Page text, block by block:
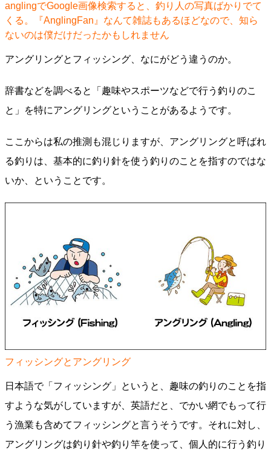
anglingでGoogle画像検索すると、釣り人の写真ばかりでて
くる。『AnglingFan』なんて雑誌もあるほどなので、知ら
ないのは僕だけだったかもしれません
アングリングとフィッシング、なにがどう違うのか。
辞書などを調べると「趣味やスポーツなどで行う釣りのこ
と」を特にアングリングということがあるようです。
ここからは私の推測も混じりますが、アングリングと呼ばれ
る釣りは、基本的に釣り針を使う釣りのことを指すのではな
いか、ということです。
フィッシングとアングリング
日本語で「フィッシング」というと、趣味の釣りのことを指
すような気がしていますが、英語だと、でかい網でもって行
う漁業も含めてフィッシングと言うそうです。それに対し、
アングリングは釣り針や釣り竿を使って、個人的に行う釣り